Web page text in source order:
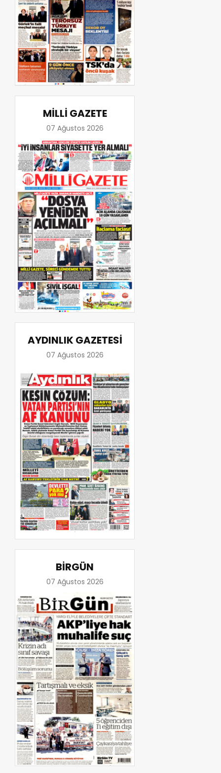
MİLLİ GAZETE
07 Ağustos 2026
AYDINLIK GAZETESİ
07 Ağustos 2026
BİRGÜN
07 Ağustos 2026